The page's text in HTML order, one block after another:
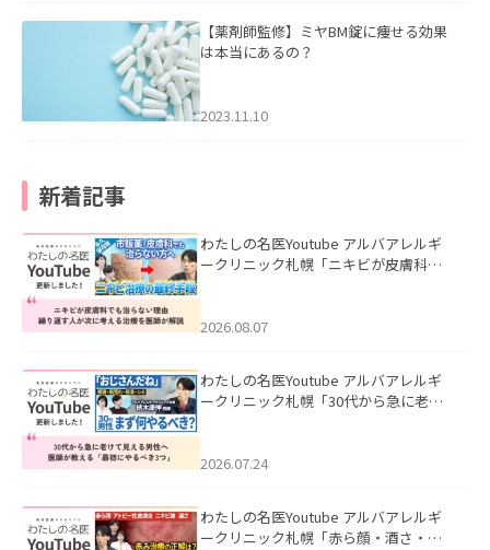
【薬剤師監修】ミヤBM錠に痩せる効果
は本当にあるの？
2023.11.10
新着記事
わたしの名医Youtube アルバアレルギ
ークリニック札幌「ニキビが皮膚科で
ました。
2026.08.07
わたしの名医Youtube アルバアレルギ
ークリニック札幌「30代から急に老け
た。
2026.07.24
わたしの名医Youtube アルバアレルギ
ークリニック札幌「赤ら顔・酒さ・ニ